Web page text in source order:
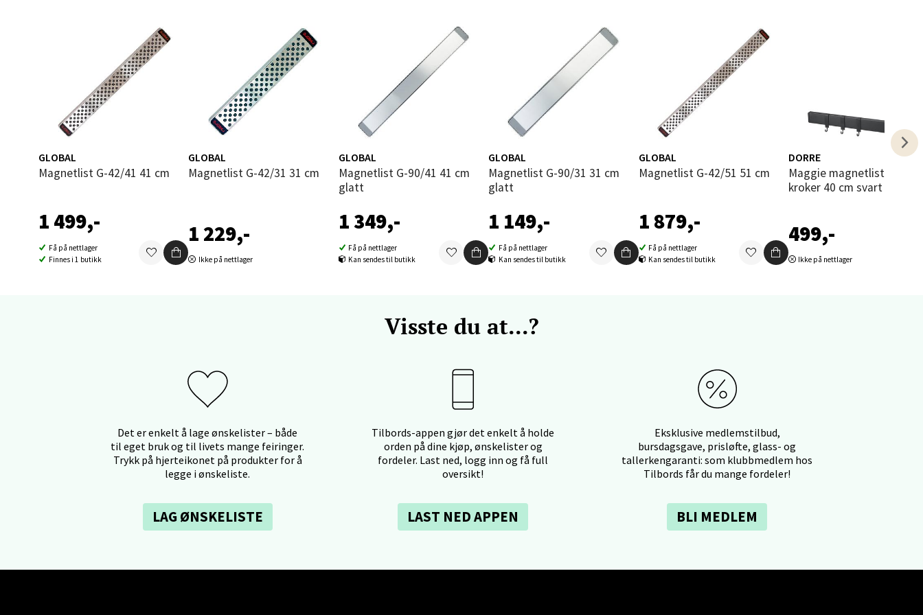
GLOBAL
Magnetlist G-42/41 41 cm
1 499,-
Få på nettlager
Finnes i 1 butikk
GLOBAL
Magnetlist G-42/31 31 cm
1 229,-
Ikke på nettlager
GLOBAL
Magnetlist G-90/41 41 cm
glatt
1 349,-
Få på nettlager
Kan sendes til butikk
GLOBAL
Magnetlist G-90/31 31 cm
glatt
1 149,-
Få på nettlager
Kan sendes til butikk
GLOBAL
Magnetlist G-42/51 51 cm
1 879,-
Få på nettlager
Kan sendes til butikk
DORRE
Maggie magnetlist med 3
kroker 40 cm svart
499,-
Ikke på nettlager
Visste du at...?
Det er enkelt å lage ønskelister – både
til eget bruk og til livets mange feiringer.
Trykk på hjerteikonet på produkter for å
legge i ønskeliste.
LAG ØNSKELISTE
Tilbords-appen gjør det enkelt å holde
orden på dine kjøp, ønskelister og
fordeler. Last ned, logg inn og få full
oversikt!
LAST NED APPEN
Eksklusive medlemstilbud,
bursdagsgave, prisløfte, glass- og
tallerkengaranti: som klubbmedlem hos
Tilbords får du mange fordeler!
BLI MEDLEM
0 i butikk
Velg
Narvik - Thon Senter Malmporten
Bolagsgata 1, 8514 Narvik
0 i butikk
Bergen - Oasen Senter
Folke Bernadottes vei 52, 5147 Fyllingsdalen
Orkanger - Thon Senter Orkanger
Thon Senter Orkanger, Orkdalsveien 113, 7300 Orkanger